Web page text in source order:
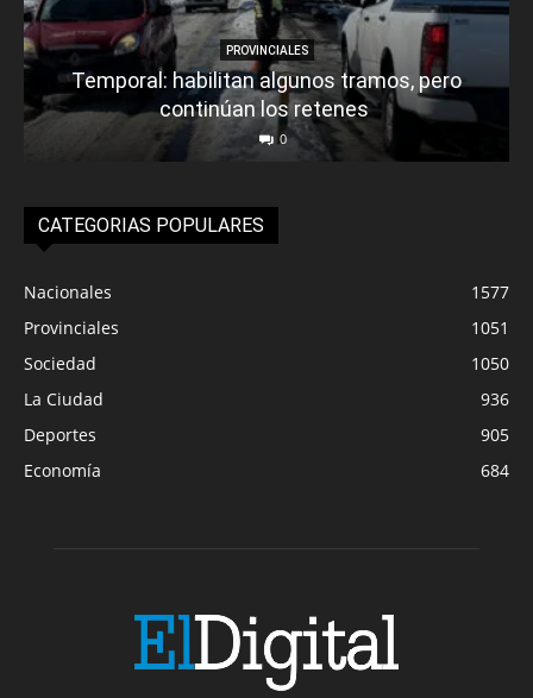
PROVINCIALES
Temporal: habilitan algunos tramos, pero
continúan los retenes
0
CATEGORIAS POPULARES
Nacionales
1577
Provinciales
1051
Sociedad
1050
La Ciudad
936
Deportes
905
Economía
684